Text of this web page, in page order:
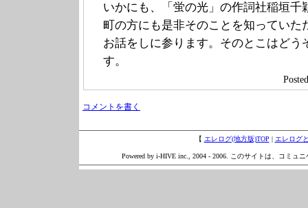
いかにも、「蛍の光」の作詞社稲垣千
町の方にも是非そのことを知っていた
お話をしに参ります。そのとこはどう
す。
コメントを書く
【 エレログ(地方版)TOP | エレログ
Powered by i-HIVE inc., 2004 - 2006. このサイトは、コミュ